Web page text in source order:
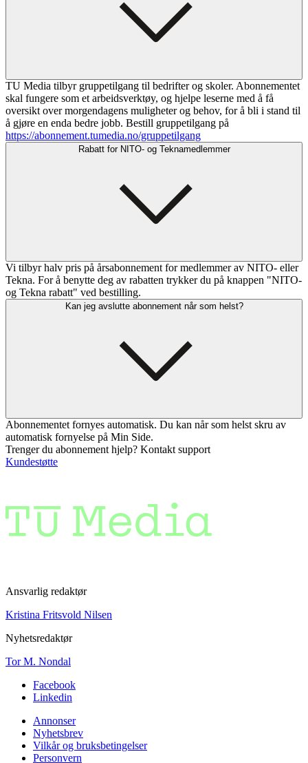
TU Media tilbyr gruppetilgang til bedrifter og skoler. Abonnementet
skal fungere som et arbeidsverktøy, og hjelpe leserne med å få
oversikt over morgendagens muligheter og behov, for å bli i stand til
å gjøre en enda bedre jobb. Bestill gruppetilgang på
https://abonnement.tumedia.no/gruppetilgang
Rabatt for NITO- og Teknamedlemmer
Vi tilbyr halv pris på årsabonnement for medlemmer av NITO- eller
Tekna. For å benytte deg av rabatten trykker du på knappen "NITO-
og Tekna rabatt" ved bestilling.
Kan jeg avslutte abonnement når som helst?
Abonnementet fornyes automatisk. Du kan når som helst skru av
automatisk fornyelse på Min Side.
Trenger du abonnement hjelp? Kontakt support
Kundestøtte
Ansvarlig redaktør
Kristina Fritsvold Nilsen
Nyhetsredaktør
Tor M. Nondal
Facebook
Linkedin
Annonser
Nyhetsbrev
Vilkår og bruksbetingelser
Personvern